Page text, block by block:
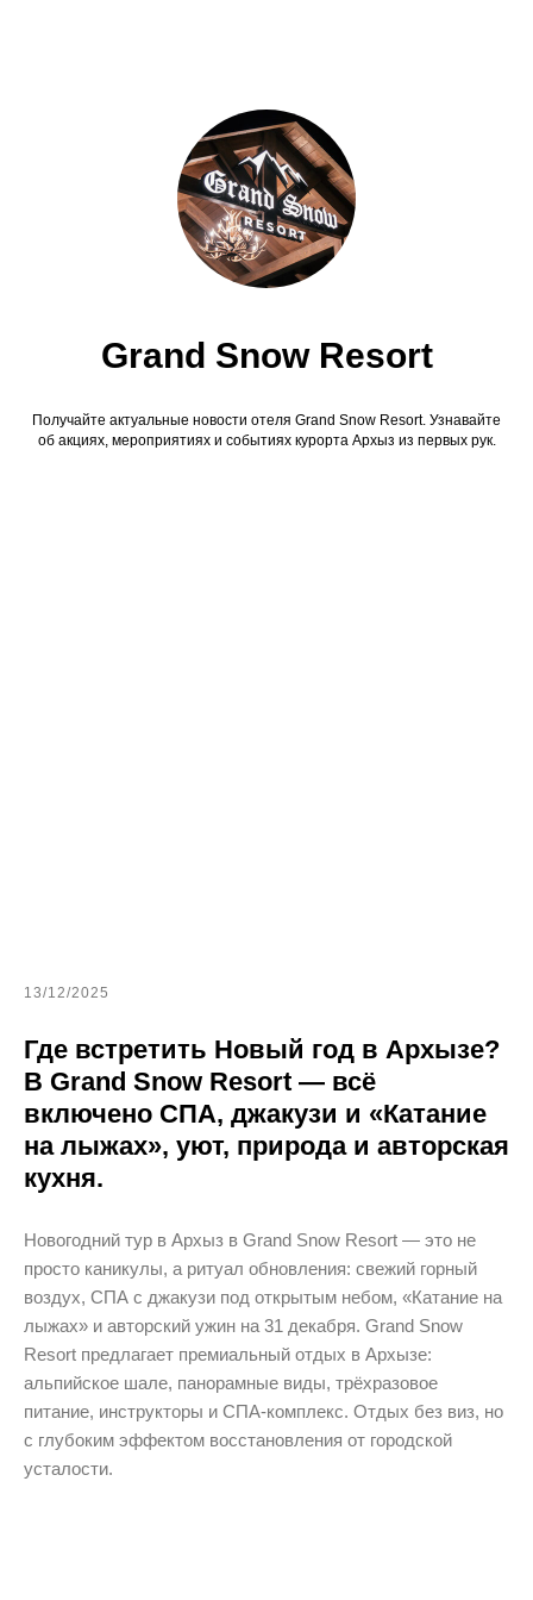
Grand Snow Resort
Получайте актуальные новости отеля Grand Snow Resort. Узнавайте
об акциях, мероприятиях и событиях курорта Архыз из первых рук.
13/12/2025
Где встретить Новый год в Архызе?
В Grand Snow Resort — всё
включено СПА, джакузи и «Катание
на лыжах», уют, природа и авторская
кухня.
Новогодний тур в Архыз в Grand Snow Resort — это не
просто каникулы, а ритуал обновления: свежий горный
воздух, СПА с джакузи под открытым небом, «Катание на
лыжах» и авторский ужин на 31 декабря. Grand Snow
Resort предлагает премиальный отдых в Архызе:
альпийское шале, панорамные виды, трёхразовое
питание, инструкторы и СПА-комплекс. Отдых без виз, но
с глубоким эффектом восстановления от городской
усталости.